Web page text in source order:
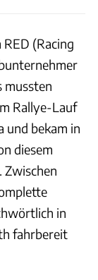
(Racing
mussten
Rallye-Lauf
und bekam in
diesem
Zwischen
in
fahrbereit